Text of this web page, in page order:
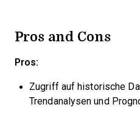
Pros and Cons
Pros:
Zugriff auf historische
Trendanalysen und